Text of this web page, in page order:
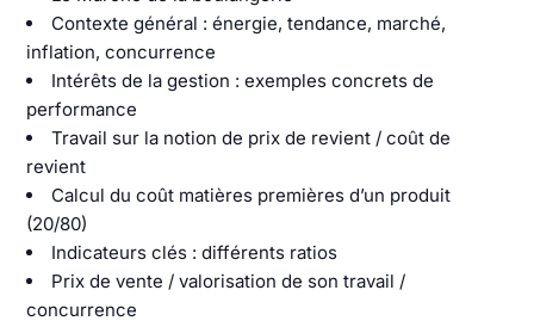
Contexte général : énergie, tendance, marché,
inflation, concurrence
Intérêts de la gestion : exemples concrets de
performance
Travail sur la notion de prix de revient / coût de
revient
Calcul du coût matières premières d’un produit
(20/80)
Indicateurs clés : différents ratios
Prix de vente / valorisation de son travail /
concurrence